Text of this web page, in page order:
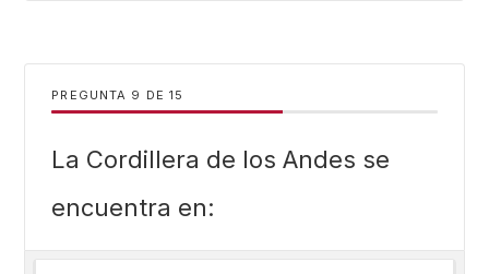
PREGUNTA DE 15
La Cordillera de los Andes se
encuentra en: